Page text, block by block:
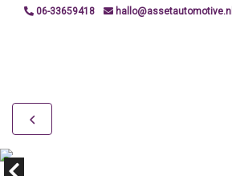
06-33659418 hallo@assetautomotive.nl